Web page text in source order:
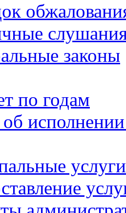
законы
по годам
услуги